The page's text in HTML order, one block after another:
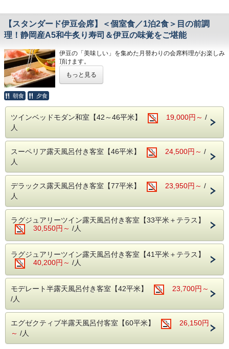
載ください。
【ご朝食】15種類の小鉢、郷土料理「国清汁」、鯵の干
物、三島西麓野菜の蒸し物
◆お子様の夕食についてのご注意事項
・小学生高学年 お子様定食＋お造り
・小学生低学年・幼児 お子様定食
◆お食事提供場所
朝夕とも個室の食事処でお召し上がりいただきます。
【温泉】
富士山と狩野川を臨む男女別大浴場と、のんびり寛げる貸切
【スタンダード伊豆会席】＜個室食／1泊2食＞目の前調
理！静岡産A5和牛炙り寿司＆伊豆の味覚をご堪能
伊豆の「美味しい」を集めた月替わりの会席料理がお楽しみ
頂けます。
またご滞在中、快適に過ごすことがでるよう、HANA Style
のおもてなしもご用意しております。
・ラウンジでのゆったりチェックイン＆ウェルカムドリンク
のご用意（ご提供は17時まで）
・フリードリンクタイムあり（2Fラウンジにて・セルフ
式）
・女性には彩浴衣の無料貸し出し
す。
（24時～朝5時半はクローズ）
・お部屋は全て狩野川に面した、解放感溢れるお部屋。
【ご夕食】
スタンダードコース「伊豆会席」をご用意致します。
メインは「静岡産A5和牛の炙り寿司」。
地元のブランド和牛「しずおか和牛 頂上」を
当館の料理人が自らお客様の目の前で炙り鮨をお造りしま
す。
その他、近海で獲れた魚介を中心とした新鮮なお刺身、
〆は、富嶽はなぶさ名物、本山葵をすりおろしてご飯に乗せ
目でも舌でも季節を感じられる、自慢の月替わり会席料理を
ご堪能下さい。
※ご夕食「伊豆会席」のボリューム★★★☆☆
もっと見る
朝食 夕食
ツインベッドモダン和室【42～46平米】 19,000円～ /
人
スーペリア露天風呂付き客室【46平米】 24,500円～ /
人
デラックス露天風呂付き客室【77平米】 23,950円～ /
人
ラグジュアリーツイン露天風呂付き客室【33平米＋テラス】
30,550円～ /人
ラグジュアリーツイン露天風呂付き客室【41平米＋テラス】
40,200円～ /人
モデレート半露天風呂付き客室【42平米】
23,700円～
/人
エグゼクティブ半露天風呂付客室【60平米】
26,150円
～ /人